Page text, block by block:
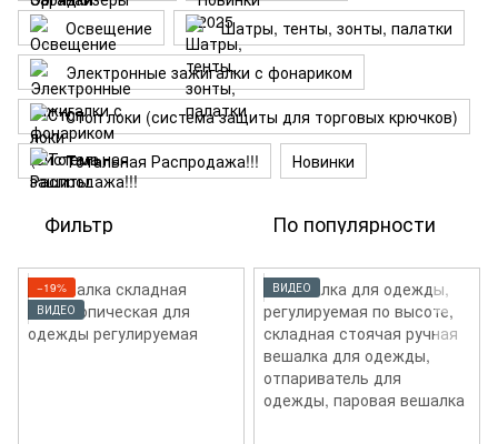
Освещение
Шатры, тенты, зонты, палатки
Электронные зажигалки с фонариком
Стоп локи (система защиты для торговых крючков)
Тотальная Распродажа!!!
Новинки
Фильтр По популярности
−19%
ВИДЕО
ВИДЕО